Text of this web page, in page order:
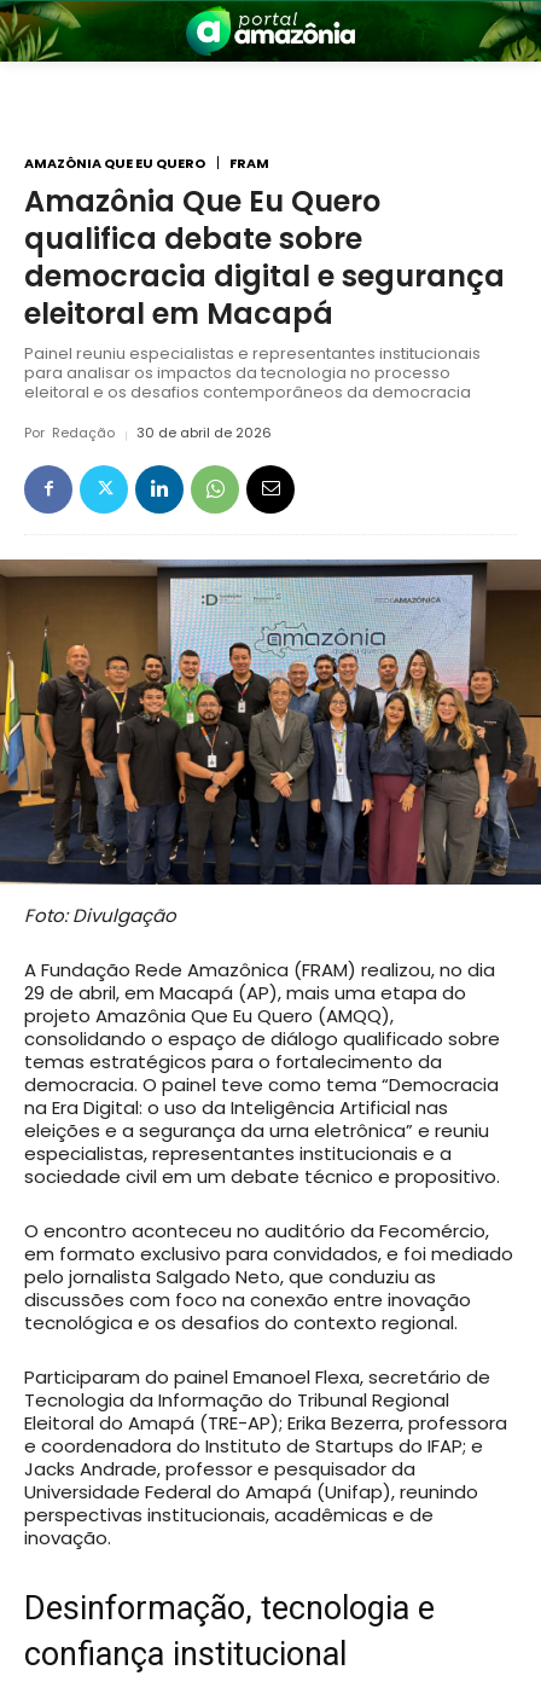
AMAZÔNIA QUE EU QUERO FRAM
Amazônia Que Eu Quero
qualifica debate sobre
democracia digital e segurança
eleitoral em Macapá
Painel reuniu especialistas e representantes institucionais
para analisar os impactos da tecnologia no processo
eleitoral e os desafios contemporâneos da democracia
Por Redação 30 de abril de 2026
Foto: Divulgação
A Fundação Rede Amazônica (FRAM) realizou, no dia
29 de abril, em Macapá (AP), mais uma etapa do
projeto Amazônia Que Eu Quero (AMQQ),
consolidando o espaço de diálogo qualificado sobre
temas estratégicos para o fortalecimento da
democracia. O painel teve como tema “Democracia
na Era Digital: o uso da Inteligência Artificial nas
eleições e a segurança da urna eletrônica” e reuniu
especialistas, representantes institucionais e a
sociedade civil em um debate técnico e propositivo.
O encontro aconteceu no auditório da Fecomércio,
em formato exclusivo para convidados, e foi mediado
pelo jornalista Salgado Neto, que conduziu as
discussões com foco na conexão entre inovação
tecnológica e os desafios do contexto regional.
Participaram do painel Emanoel Flexa, secretário de
Tecnologia da Informação do Tribunal Regional
Eleitoral do Amapá (TRE-AP); Erika Bezerra, professora
e coordenadora do Instituto de Startups do IFAP; e
Jacks Andrade, professor e pesquisador da
Universidade Federal do Amapá (Unifap), reunindo
perspectivas institucionais, acadêmicas e de
inovação.
Desinformação, tecnologia e
confiança institucional